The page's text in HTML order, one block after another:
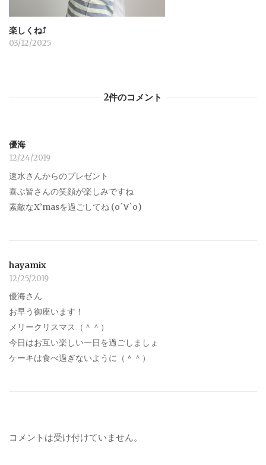
楽しくね⤴︎
03/12/2025
2件のコメント
優海
12/24/2019
速水さんからのプレゼント
喜ぶ皆さんの笑顔が楽しみですね
素敵なX’masを過ごしてね (о´∀`о)
hayamix
12/25/2019
優海さん
お早う御座います！
メリークリスマス（＾＾）
今日はお互い楽しい一日を過ごしましょ
ケーキは食べ過ぎないように（＾＾）
コメントは受け付けていません。